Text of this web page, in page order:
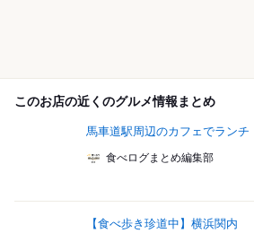
このお店の近くのグルメ情報まとめ
馬車道駅周辺のカフェでラン
食べログまとめ編集部
【食べ歩き珍道中】横浜関内